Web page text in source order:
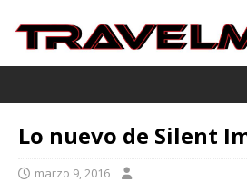
Lo nuevo de Silent
marzo 9, 2016